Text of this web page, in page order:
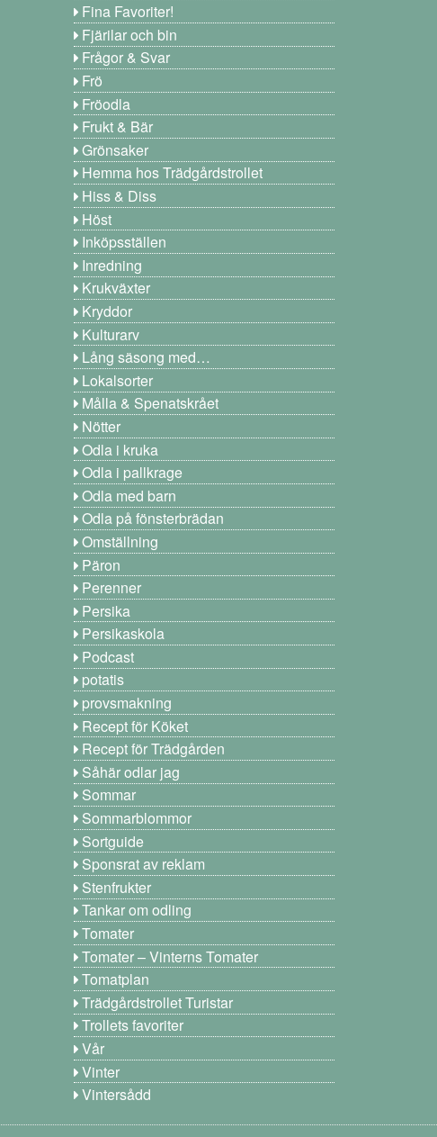
Fina Favoriter!
Fjärilar och bin
Frågor & Svar
Frö
Fröodla
Frukt & Bär
Grönsaker
Hemma hos Trädgårdstrollet
Hiss & Diss
Höst
Inköpsställen
Inredning
Krukväxter
Kryddor
Kulturarv
Lång säsong med…
Lokalsorter
Målla & Spenatskrået
Nötter
Odla i kruka
Odla i pallkrage
Odla med barn
Odla på fönsterbrädan
Omställning
Päron
Perenner
Persika
Persikaskola
Podcast
potatis
provsmakning
Recept för Köket
Recept för Trädgården
Såhär odlar jag
Sommar
Sommarblommor
Sortguide
Sponsrat av reklam
Stenfrukter
Tankar om odling
Tomater
Tomater – Vinterns Tomater
Tomatplan
Trädgårdstrollet Turistar
Trollets favoriter
Vår
Vinter
Vintersådd